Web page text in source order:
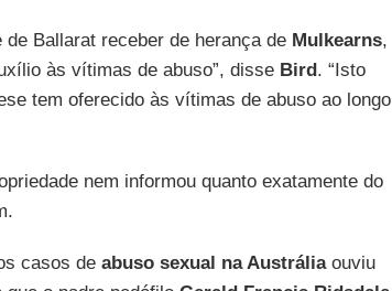
de Ballarat receber de herança de Mulkearns,
às vítimas de abuso”, disse Bird. “Isto
tem oferecido às vítimas de abuso ao longo
nem informou quanto exatamente do
casos de abuso sexual na Austráliaouviu